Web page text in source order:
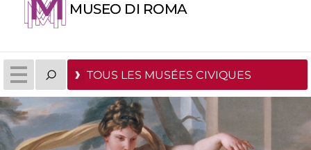
MUSEO DI ROMA
TOUS LES MUSÉES CIVIQUES